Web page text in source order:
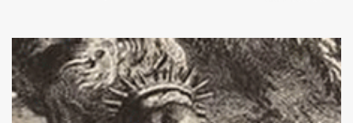
actions menées par le président Erdoğan, et pour certains sur la
réalisation du putsch lui-même.